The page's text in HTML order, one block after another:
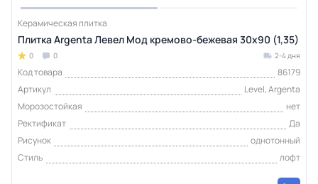
Керамическая плитка
Плитка Argenta Левел Мод кремово-бежевая 30х90 (1,35)
0 0 2-4 дня
Код товара
86179
Артикул
Level, Argenta
Морозостойкая
нет
Ректификат
Да
Рисунок
однотонный
Стиль
лофт